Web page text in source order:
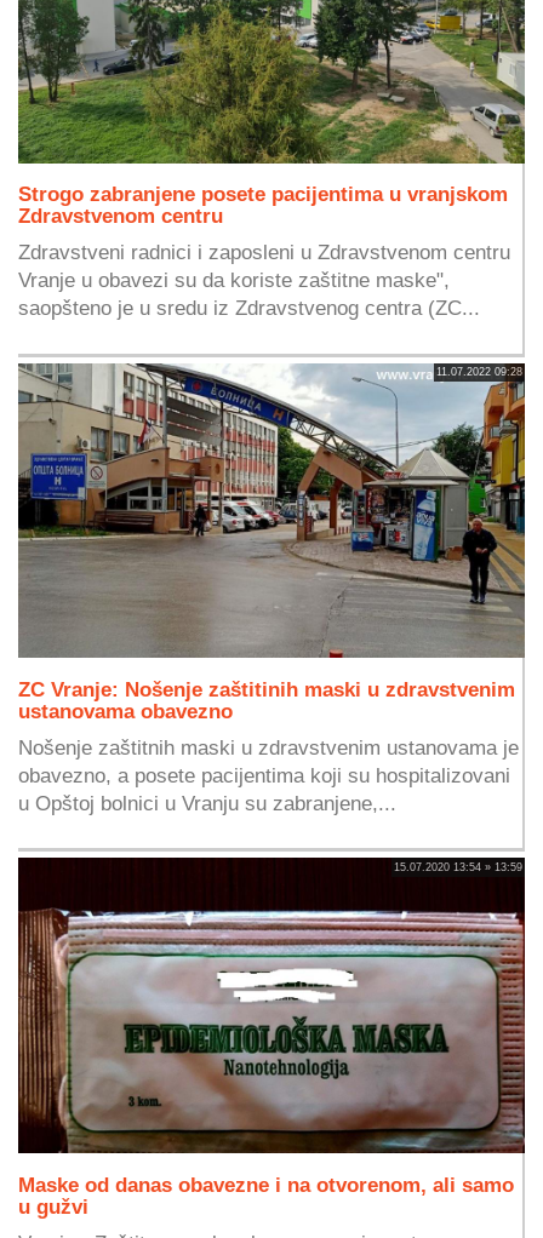
Strogo zabranjene posete pacijentima u vranjskom
Zdravstvenom centru
Zdravstveni radnici i zaposleni u Zdravstvenom centru
Vranje u obavezi su da koriste zaštitne maske",
saopšteno je u sredu iz Zdravstvenog centra (ZC...
11.07.2022 09:28
ZC Vranje: Nošenje zaštitinih maski u zdravstvenim
ustanovama obavezno
Nošenje zaštitnih maski u zdravstvenim ustanovama je
obavezno, a posete pacijentima koji su hospitalizovani
u Opštoj bolnici u Vranju su zabranjene,...
15.07.2020 13:54 » 13:59
Maske od danas obavezne i na otvorenom, ali samo
u gužvi